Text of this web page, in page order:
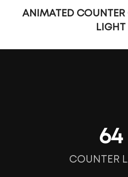
ANIMATED COUNTER
LIGHT
64
COUNTER